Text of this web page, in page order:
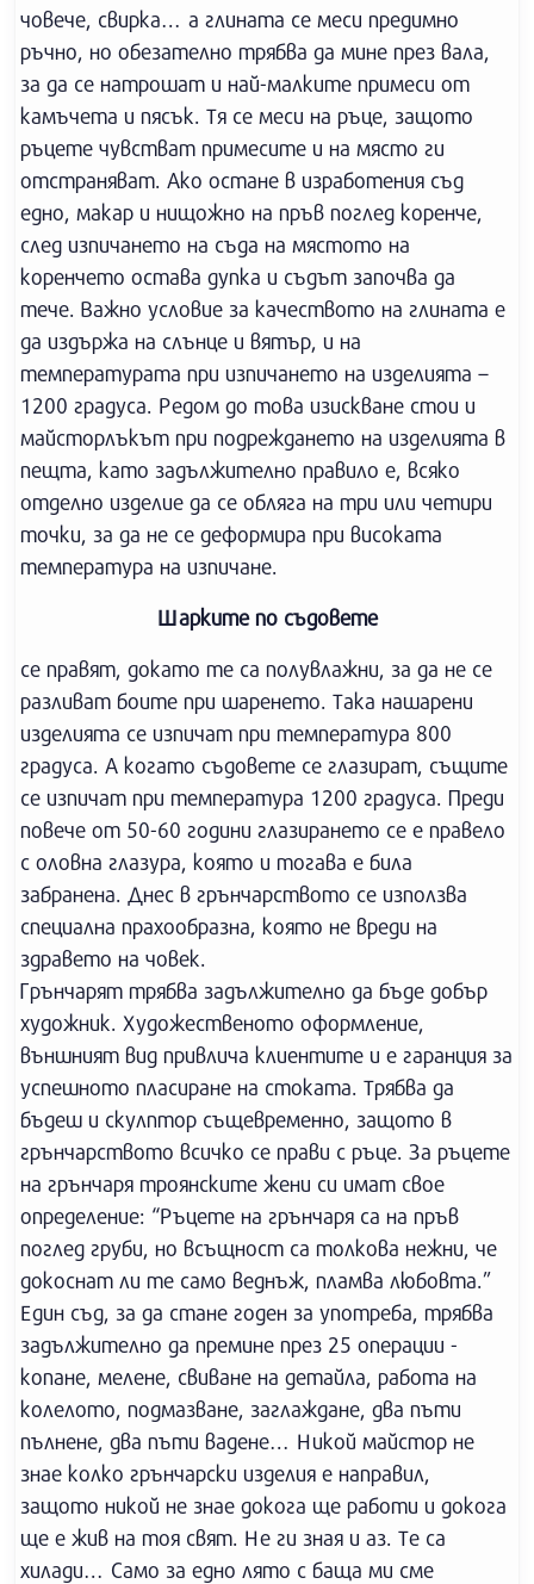
човече, свирка… а глината се меси предимно
ръчно, но обезателно трябва да мине през вала,
за да се натрошат и най-малките примеси от
камъчета и пясък. Тя се меси на ръце, защото
ръцете чувстват примесите и на място ги
отстраняват. Ако остане в изработения съд
едно, макар и нищожно на пръв поглед коренче,
след изпичането на съда на мястото на
коренчето остава дупка и съдът започва да
тече. Важно условие за качеството на глината е
да издържа на слънце и вятър, и на
температурата при изпичането на изделията –
1200 градуса. Редом до това изискване стои и
майсторлъкът при подреждането на изделията в
пещта, като задължително правило е, всяко
отделно изделие да се обляга на три или четири
точки, за да не се деформира при високата
температура на изпичане.
Шарките по съдовете
се правят, докато те са полувлажни, за да не се
разливат боите при шаренето. Така нашарени
изделията се изпичат при температура 800
градуса. А когато съдовете се глазират, същите
се изпичат при температура 1200 градуса. Преди
повече от 50-60 години глазирането се е правело
с оловна глазура, която и тогава е била
забранена. Днес в грънчарството се използва
специална прахообразна, която не вреди на
здравето на човек.
Грънчарят трябва задължително да бъде добър
художник. Художественото оформление,
външният вид привлича клиентите и е гаранция за
успешното пласиране на стоката. Трябва да
бъдеш и скулптор същевременно, защото в
грънчарството всичко се прави с ръце. За ръцете
на грънчаря троянските жени си имат свое
определение: “Ръцете на грънчаря са на пръв
поглед груби, но всъщност са толкова нежни, че
докоснат ли те само веднъж, пламва любовта.”
Един съд, за да стане годен за употреба, трябва
задължително да премине през 25 операции -
копане, мелене, свиване на детайла, работа на
колелото, подмазване, заглаждане, два пъти
пълнене, два пъти вадене… Никой майстор не
знае колко грънчарски изделия е направил,
защото никой не знае докога ще работи и докога
ще е жив на тоя свят. Не ги зная и аз. Те са
хилади… Само за едно лято с баща ми сме